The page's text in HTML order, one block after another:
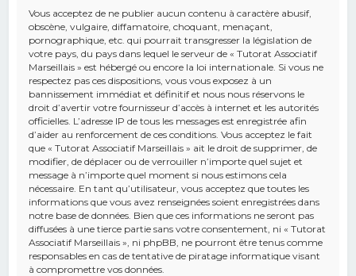
Vous acceptez de ne publier aucun contenu à caractère abusif,
obscène, vulgaire, diffamatoire, choquant, menaçant,
pornographique, etc. qui pourrait transgresser la législation de
votre pays, du pays dans lequel le serveur de « Tutorat Associatif
Marseillais » est hébergé ou encore la loi internationale. Si vous ne
respectez pas ces dispositions, vous vous exposez à un
bannissement immédiat et définitif et nous nous réservons le
droit d’avertir votre fournisseur d’accès à internet et les autorités
officielles. L’adresse IP de tous les messages est enregistrée afin
d’aider au renforcement de ces conditions. Vous acceptez le fait
que « Tutorat Associatif Marseillais » ait le droit de supprimer, de
modifier, de déplacer ou de verrouiller n’importe quel sujet et
message à n’importe quel moment si nous estimons cela
nécessaire. En tant qu’utilisateur, vous acceptez que toutes les
informations que vous avez renseignées soient enregistrées dans
notre base de données. Bien que ces informations ne seront pas
diffusées à une tierce partie sans votre consentement, ni « Tutorat
Associatif Marseillais », ni phpBB, ne pourront être tenus comme
responsables en cas de tentative de piratage informatique visant
à compromettre vos données.